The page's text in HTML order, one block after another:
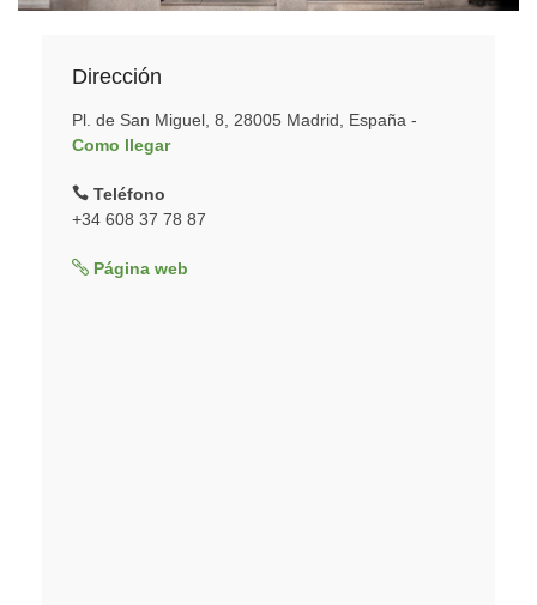
Dirección
Pl. de San Miguel, 8, 28005 Madrid, España -
Como llegar
Teléfono
+34 608 37 78 87
Página web